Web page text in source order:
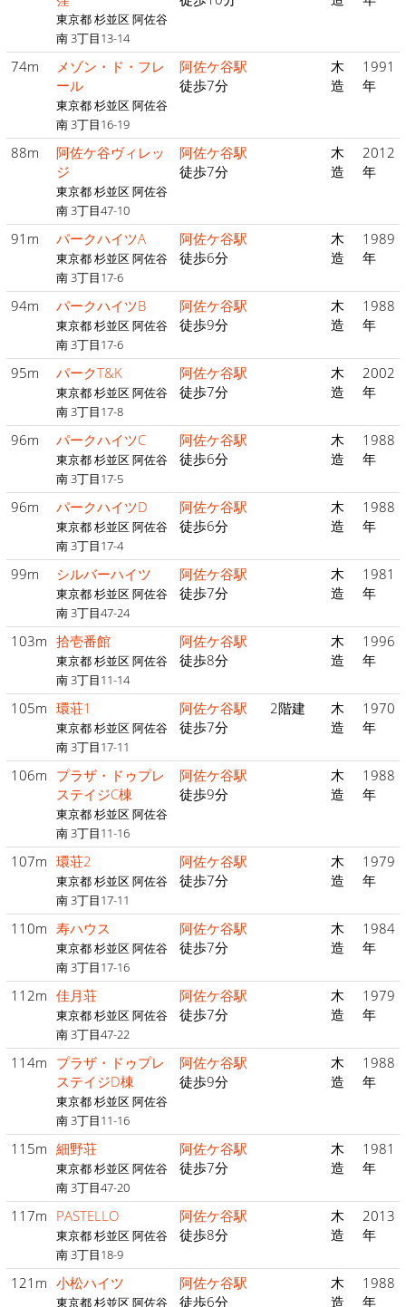
東京都 杉並区 阿佐谷
南 3丁目13-14
74m
メゾン・ド・フレ
ール
東京都 杉並区 阿佐谷
南 3丁目16-19
阿佐ケ谷駅
徒歩7分
木
造
1991
年
88m
阿佐ケ谷ヴィレッ
ジ
東京都 杉並区 阿佐谷
南 3丁目47-10
阿佐ケ谷駅
徒歩7分
木
造
2012
年
91m パークハイツA
東京都 杉並区 阿佐谷
南 3丁目17-6
阿佐ケ谷駅
徒歩6分
木
造
1989
年
94m パークハイツB
東京都 杉並区 阿佐谷
南 3丁目17-6
阿佐ケ谷駅
徒歩9分
木
造
1988
年
95m パークT&K
東京都 杉並区 阿佐谷
南 3丁目17-8
阿佐ケ谷駅
徒歩7分
木
造
2002
年
96m パークハイツC
東京都 杉並区 阿佐谷
南 3丁目17-5
阿佐ケ谷駅
徒歩6分
木
造
1988
年
96m パークハイツD
東京都 杉並区 阿佐谷
南 3丁目17-4
阿佐ケ谷駅
徒歩6分
木
造
1988
年
99m シルバーハイツ
東京都 杉並区 阿佐谷
南 3丁目47-24
阿佐ケ谷駅
徒歩7分
木
造
1981
年
103m 拾壱番館
東京都 杉並区 阿佐谷
南 3丁目11-14
阿佐ケ谷駅
徒歩8分
木
造
1996
年
105m 環荘1
東京都 杉並区 阿佐谷
南 3丁目17-11
阿佐ケ谷駅
徒歩7分
2階建
木
造
1970
年
106m プラザ・ドゥプレ
ステイジC棟
東京都 杉並区 阿佐谷
南 3丁目11-16
阿佐ケ谷駅
徒歩9分
木
造
1988
年
107m 環荘2
東京都 杉並区 阿佐谷
南 3丁目17-11
阿佐ケ谷駅
徒歩7分
木
造
1979
年
110m 寿ハウス
東京都 杉並区 阿佐谷
南 3丁目17-16
阿佐ケ谷駅
徒歩7分
木
造
1984
年
112m 佳月荘
東京都 杉並区 阿佐谷
南 3丁目47-22
阿佐ケ谷駅
徒歩7分
木
造
1979
年
114m プラザ・ドゥプレ
ステイジD棟
東京都 杉並区 阿佐谷
南 3丁目11-16
阿佐ケ谷駅
徒歩9分
木
造
1988
年
115m 細野荘
東京都 杉並区 阿佐谷
南 3丁目47-20
阿佐ケ谷駅
徒歩7分
木
造
1981
年
117m PASTELLO
東京都 杉並区 阿佐谷
南 3丁目18-9
阿佐ケ谷駅
徒歩8分
木
造
2013
年
121m 小松ハイツ
東京都 杉並区 阿佐谷
阿佐ケ谷駅
徒歩6分
木
造
1988
年